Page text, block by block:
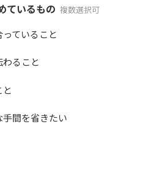
ているもの 複数選択可
ていること
ること
間を省きたい